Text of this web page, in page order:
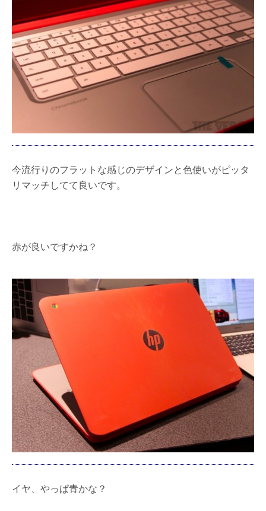
今流行りのフラットな感じのデザインと色使いがピッタ
リマッチしてて良いです。
赤が良いですかね？
イヤ、やっぱ青かな？